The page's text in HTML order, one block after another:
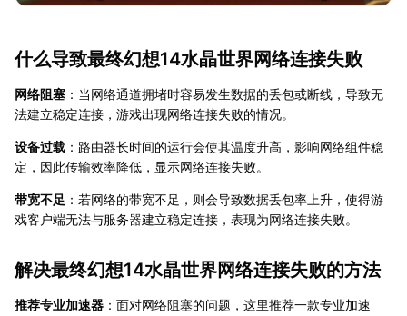
什么导致最终幻想14水晶世界网络连接失败
网络阻塞 ：当网络通道拥堵时容易发生数据的丢包或断线，导致无
法建立稳定连接，游戏出现网络连接失败的情况。
设备过载 ：路由器长时间的运行会使其温度升高，影响网络组件稳
定，因此传输效率降低，显示网络连接失败。
带宽不足 ：若网络的带宽不足，则会导致数据丢包率上升，使得游
戏客户端无法与服务器建立稳定连接，表现为网络连接失败。
解决最终幻想14水晶世界网络连接失败的方法
推荐专业加速器 ：面对网络阻塞的问题，这里推荐一款专业加速